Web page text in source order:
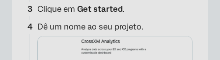
Clique em Get started.
Dê um nome ao seu projeto.